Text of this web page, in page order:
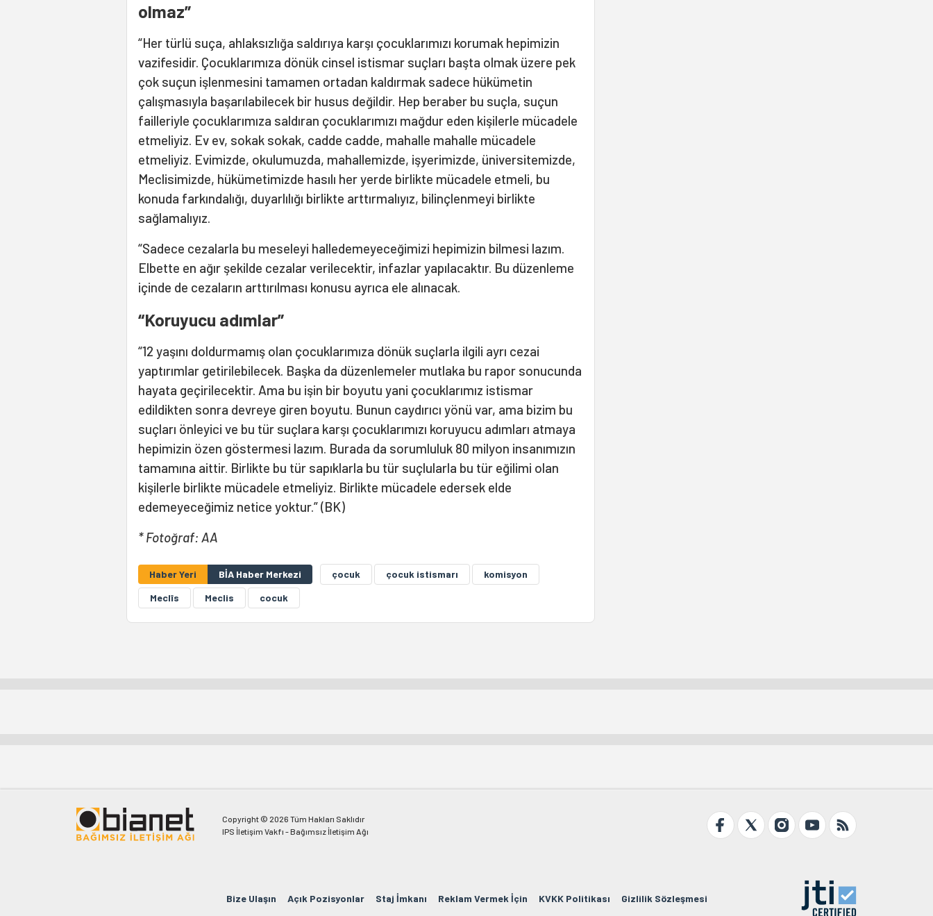
olmaz”
“Her türlü suça, ahlaksızlığa saldırıya karşı çocuklarımızı korumak hepimizin
vazifesidir. Çocuklarımıza dönük cinsel istismar suçları başta olmak üzere pek
çok suçun işlenmesini tamamen ortadan kaldırmak sadece hükümetin
çalışmasıyla başarılabilecek bir husus değildir. Hep beraber bu suçla, suçun
failleriyle çocuklarımıza saldıran çocuklarımızı mağdur eden kişilerle mücadele
etmeliyiz. Ev ev, sokak sokak, cadde cadde, mahalle mahalle mücadele
etmeliyiz. Evimizde, okulumuzda, mahallemizde, işyerimizde, üniversitemizde,
Meclisimizde, hükümetimizde hasılı her yerde birlikte mücadele etmeli, bu
konuda farkındalığı, duyarlılığı birlikte arttırmalıyız, bilinçlenmeyi birlikte
sağlamalıyız.
“Sadece cezalarla bu meseleyi halledemeyeceğimizi hepimizin bilmesi lazım.
Elbette en ağır şekilde cezalar verilecektir, infazlar yapılacaktır. Bu düzenleme
içinde de cezaların arttırılması konusu ayrıca ele alınacak.
“Koruyucu adımlar”
“12 yaşını doldurmamış olan çocuklarımıza dönük suçlarla ilgili ayrı cezai
yaptırımlar getirilebilecek. Başka da düzenlemeler mutlaka bu rapor sonucunda
hayata geçirilecektir. Ama bu işin bir boyutu yani çocuklarımız istismar
edildikten sonra devreye giren boyutu. Bunun caydırıcı yönü var, ama bizim bu
suçları önleyici ve bu tür suçlara karşı çocuklarımızı koruyucu adımları atmaya
hepimizin özen göstermesi lazım. Burada da sorumluluk 80 milyon insanımızın
tamamına aittir. Birlikte bu tür sapıklarla bu tür suçlularla bu tür eğilimi olan
kişilerle birlikte mücadele etmeliyiz. Birlikte mücadele edersek elde
edemeyeceğimiz netice yoktur.” (BK)
* Fotoğraf: AA
Haber Yeri BİA Haber Merkezi çocuk çocuk istismarı
komisyon
Meclîs
Meclis cocuk
Copyright © 2026 Tüm Hakları Saklıdır
IPS İletişim Vakfı - Bağımsız İletişim Ağı
Bize Ulaşın Açık Pozisyonlar Staj İmkanı Reklam Vermek İçin KVKK Politikası Gizlilik Sözleşmesi